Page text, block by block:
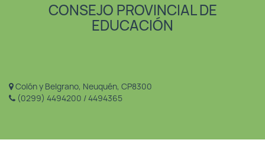
CONSEJO PROVINCIAL DE
EDUCACIÓN
Colón y Belgrano, Neuquén, CP8300
(0299) 4494200 / 4494365